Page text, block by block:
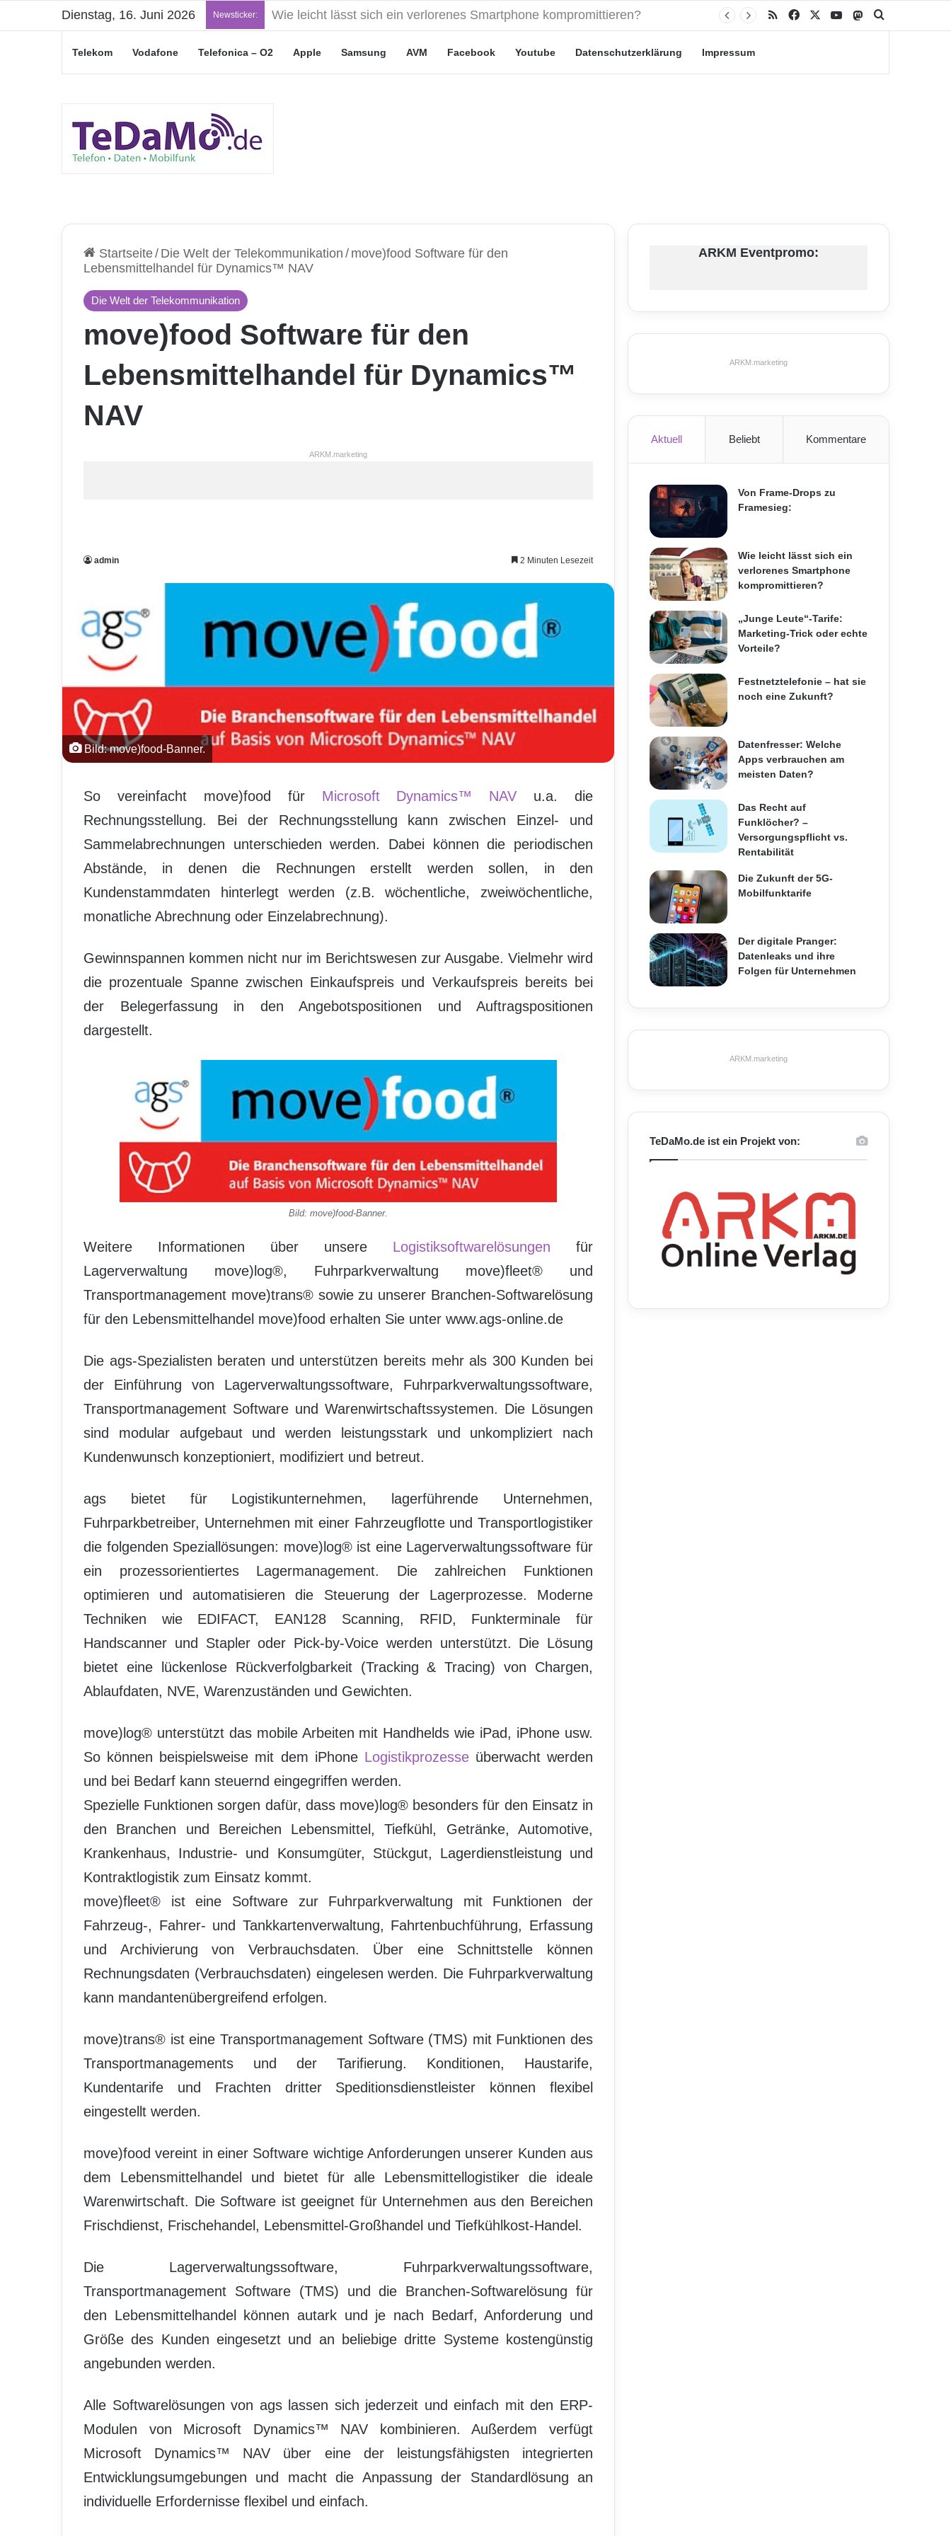
Dienstag, 16. Juni 2026 Newsticker: „Junge Leute“-Tarife: Marketing-Trick oder echte Vorteile? RSS Facebook YouTubeMastodon
Telekom Vodafone Telefonica – O2 Apple Samsung AVM Facebook Youtube Datenschutzerklärung Impressum
Startseite/ Die Welt der Telekommunikation / move)food Software für den
Lebensmittelhandel für Dynamics™ NAV
Die Welt der Telekommunikation
move)food Software für den
Lebensmittelhandel für Dynamics™
NAV
ARKM.marketing
admin 2 Minuten Lesezeit
Bild: move)food-Banner.
So vereinfacht move)food für Microsoft Dynamics™ NAV u.a. die
Rechnungsstellung. Bei der Rechnungsstellung kann zwischen Einzel- und
Sammelabrechnungen unterschieden werden. Dabei können die periodischen
Abstände, in denen die Rechnungen erstellt werden sollen, in den
Kundenstammdaten hinterlegt werden (z.B. wöchentliche, zweiwöchentliche,
monatliche Abrechnung oder Einzelabrechnung).
Gewinnspannen kommen nicht nur im Berichtswesen zur Ausgabe. Vielmehr wird
die prozentuale Spanne zwischen Einkaufspreis und Verkaufspreis bereits bei
der Belegerfassung in den Angebotspositionen und Auftragspositionen
dargestellt.
Bild: move)food-Banner.
Weitere Informationen über unsere Logistiksoftwarelösungen für
Lagerverwaltung move)log®, Fuhrparkverwaltung move)fleet® und
Transportmanagement move)trans® sowie zu unserer Branchen-Softwarelösung
für den Lebensmittelhandel move)food erhalten Sie unter www.ags-online.de
Die ags-Spezialisten beraten und unterstützen bereits mehr als 300 Kunden bei
der Einführung von Lagerverwaltungssoftware, Fuhrparkverwaltungssoftware,
Transportmanagement Software und Warenwirtschaftssystemen. Die Lösungen
sind modular aufgebaut und werden leistungsstark und unkompliziert nach
Kundenwunsch konzeptioniert, modifiziert und betreut.
ags bietet für Logistikunternehmen, lagerführende Unternehmen,
Fuhrparkbetreiber, Unternehmen mit einer Fahrzeugflotte und Transportlogistiker
die folgenden Speziallösungen: move)log® ist eine Lagerverwaltungssoftware für
ein prozessorientiertes Lagermanagement. Die zahlreichen Funktionen
optimieren und automatisieren die Steuerung der Lagerprozesse. Moderne
Techniken wie EDIFACT, EAN128 Scanning, RFID, Funkterminale für
Handscanner und Stapler oder Pick-by-Voice werden unterstützt. Die Lösung
bietet eine lückenlose Rückverfolgbarkeit (Tracking & Tracing) von Chargen,
Ablaufdaten, NVE, Warenzuständen und Gewichten.
move)log® unterstützt das mobile Arbeiten mit Handhelds wie iPad, iPhone usw.
So können beispielsweise mit dem iPhone Logistikprozesseüberwacht werden
und bei Bedarf kann steuernd eingegriffen werden.
Spezielle Funktionen sorgen dafür, dass move)log® besonders für den Einsatz in
den Branchen und Bereichen Lebensmittel, Tiefkühl, Getränke, Automotive,
Krankenhaus, Industrie- und Konsumgüter, Stückgut, Lagerdienstleistung und
Kontraktlogistik zum Einsatz kommt.
move)fleet® ist eine Software zur Fuhrparkverwaltung mit Funktionen der
Fahrzeug-, Fahrer- und Tankkartenverwaltung, Fahrtenbuchführung, Erfassung
und Archivierung von Verbrauchsdaten. Über eine Schnittstelle können
Rechnungsdaten (Verbrauchsdaten) eingelesen werden. Die Fuhrparkverwaltung
kann mandantenübergreifend erfolgen.
move)trans® ist eine Transportmanagement Software (TMS) mit Funktionen des
Transportmanagements und der Tarifierung. Konditionen, Haustarife,
Kundentarife und Frachten dritter Speditionsdienstleister können flexibel
eingestellt werden.
move)food vereint in einer Software wichtige Anforderungen unserer Kunden aus
dem Lebensmittelhandel und bietet für alle Lebensmittellogistiker die ideale
Warenwirtschaft. Die Software ist geeignet für Unternehmen aus den Bereichen
Frischdienst, Frischehandel, Lebensmittel-Großhandel und Tiefkühlkost-Handel.
Die Lagerverwaltungssoftware, Fuhrparkverwaltungssoftware,
Transportmanagement Software (TMS) und die Branchen-Softwarelösung für
den Lebensmittelhandel können autark und je nach Bedarf, Anforderung und
Größe des Kunden eingesetzt und an beliebige dritte Systeme kostengünstig
angebunden werden.
Alle Softwarelösungen von ags lassen sich jederzeit und einfach mit den ERP-
Modulen von Microsoft Dynamics™ NAV kombinieren. Außerdem verfügt
Microsoft Dynamics™ NAV über eine der leistungsfähigsten integrierten
Entwicklungsumgebungen und macht die Anpassung der Standardlösung an
individuelle Erfordernisse flexibel und einfach.
ARKM Eventpromo:
ARKM.marketing
Aktuell Beliebt Kommentare
Von Frame-Drops zu
Framesieg:
Wie leicht lässt sich ein
verlorenes Smartphone
kompromittieren?
„Junge Leute“-Tarife:
Marketing-Trick oder echte
Vorteile?
Festnetztelefonie – hat sie
noch eine Zukunft?
Datenfresser: Welche
Apps verbrauchen am
meisten Daten?
Das Recht auf
Funklöcher? –
Versorgungspflicht vs.
Rentabilität
Die Zukunft der 5G-
Mobilfunktarife
Der digitale Pranger:
Datenleaks und ihre
Folgen für Unternehmen
ARKM.marketing
TeDaMo.de ist ein Projekt von: